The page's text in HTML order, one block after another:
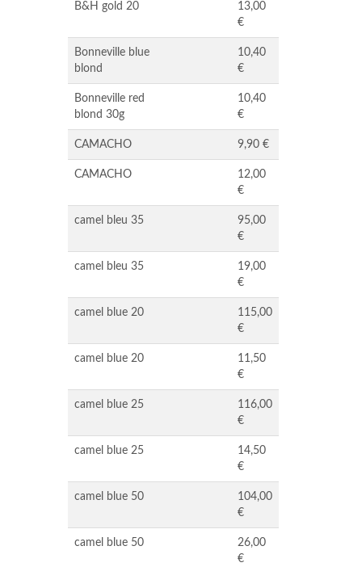
B&H gold 20
13,00
€
Bonneville blue
blond
10,40
€
Bonneville red
blond 30g
10,40
€
CAMACHO 9,90 €
CAMACHO
12,00
€
camel bleu 35
95,00
€
camel bleu 35
19,00
€
camel blue 20
115,00
€
camel blue 20
11,50
€
camel blue 25
116,00
€
camel blue 25
14,50
€
camel blue 50
104,00
€
camel blue 50
26,00
€